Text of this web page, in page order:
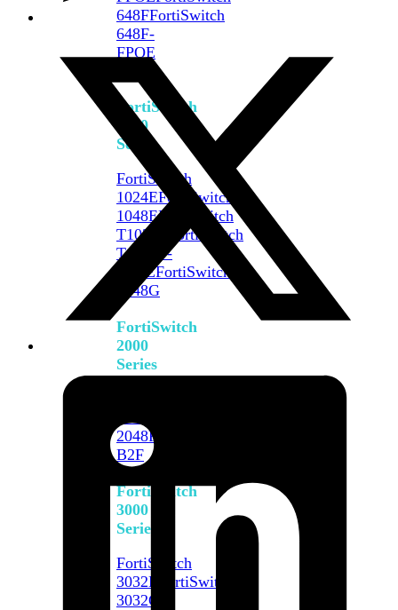
648FFortiSwitch
648F-
FPOE
FortiSwitch
1000
Series
FortiSwitch
1024EFortiSwitch
1048EFortiSwitch
T1024E
FortiSwitch
T1024F-
FPOEFortiSwitch
1048G
FortiSwitch
2000
Series
2048F-
B2F
FortiSwitch
3000
Series
FortiSwitch
3032E
FortiSwitch
3032G